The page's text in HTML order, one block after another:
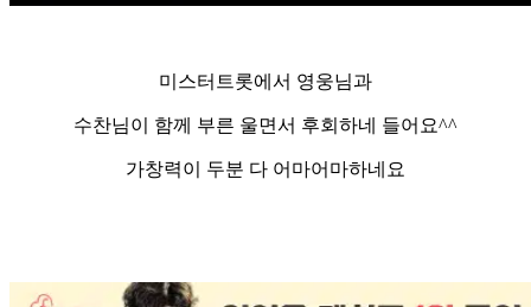
미스터트롯에서 영웅님과
수찬님이 함께 부른 울면서 후회하네 들어요^^
가창력이 두분 다 어마어마하네요